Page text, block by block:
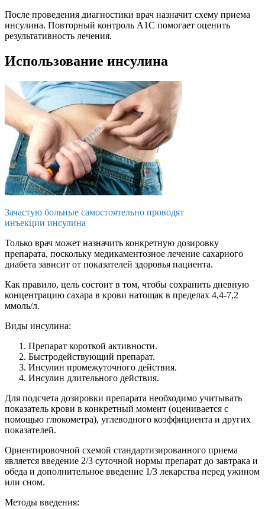
После проведения диагностики врач назначит схему приема
инсулина. Повторный контроль A1C помогает оценить
результативность лечения.
Использование инсулина
Зачастую больные самостоятельно проводят
инъекции инсулина
Только врач может назначить конкретную дозировку
препарата, поскольку медикаментозное лечение сахарного
диабета зависит от показателей здоровья пациента.
Как правило, цель состоит в том, чтобы сохранить дневную
концентрацию сахара в крови натощак в пределах 4,4-7,2
ммоль/л.
Виды инсулина:
Препарат короткой активности.
Быстродействующий препарат.
Инсулин промежуточного действия.
Инсулин длительного действия.
Для подсчета дозировки препарата необходимо учитывать
показатель крови в конкретный момент (оценивается с
помощью глюкометра), углеводного коэффициента и других
показателей.
Ориентировочной схемой стандартизированного приема
является введение 2/3 суточной нормы препарат до завтрака и
обеда и дополнительное введение 1/3 лекарства перед ужином
или сном.
Методы введения: